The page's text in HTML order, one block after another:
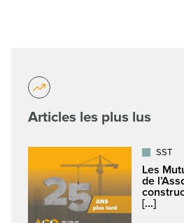
Articles les plus lus
SST
Les
de
[...]